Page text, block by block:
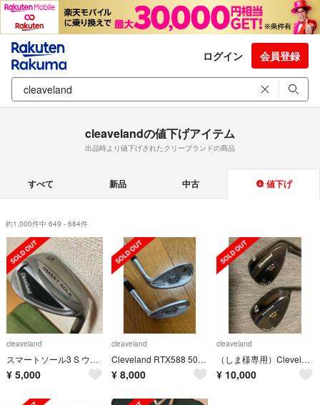
ログイン 会員登録
cleavelandの値下げアイテム
出品時より値下げされたクリーブランドの商品
すべて 新品 中古 値下げ
約1,000件中 649 - 684件
cleaveland
スマートソール3 S ウェッジ
¥ 5,000
cleaveland
Cleveland RTX588 50°56° ウェッジ
¥ 8,000
cleaveland
（しま様専用）Clevelandクリーブランド 52°56°ウェッジ
¥ 10,000